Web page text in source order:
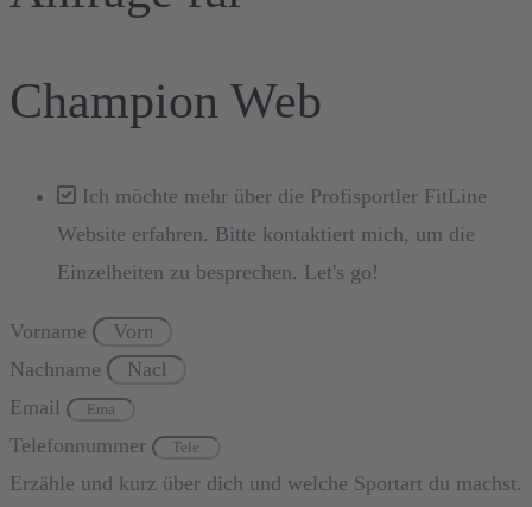
Champion Web
Ich möchte mehr über die Profisportler FitLine
Website erfahren. Bitte kontaktiert mich, um die
Einzelheiten zu besprechen. Let's go!
Vorname
Nachname
Email
Telefonnummer
Erzähle und kurz über dich und welche Sportart du machst.